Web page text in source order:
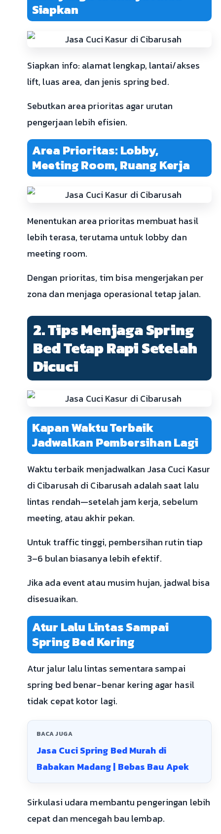
Siapkan
Siapkan info: alamat lengkap, lantai/akses
lift, luas area, dan jenis spring bed.
Sebutkan area prioritas agar urutan
pengerjaan lebih efisien.
Area Prioritas: Lobby,
Meeting Room, Ruang Kerja
Menentukan area prioritas membuat hasil
lebih terasa, terutama untuk lobby dan
meeting room.
Dengan prioritas, tim bisa mengerjakan per
zona dan menjaga operasional tetap jalan.
2. Tips Menjaga Spring
Bed Tetap Rapi Setelah
Dicuci
Kapan Waktu Terbaik
Jadwalkan Pembersihan Lagi
Waktu terbaik menjadwalkan Jasa Cuci Kasur
di Cibarusah di Cibarusah adalah saat lalu
lintas rendah—setelah jam kerja, sebelum
meeting, atau akhir pekan.
Untuk traffic tinggi, pembersihan rutin tiap
3–6 bulan biasanya lebih efektif.
Jika ada event atau musim hujan, jadwal bisa
disesuaikan.
Atur Lalu Lintas Sampai
Spring Bed Kering
Atur jalur lalu lintas sementara sampai
spring bed benar-benar kering agar hasil
tidak cepat kotor lagi.
BACA JUGA
Jasa Cuci Spring Bed Murah di
Babakan Madang | Bebas Bau Apek
Sirkulasi udara membantu pengeringan lebih
cepat dan mencegah bau lembap.